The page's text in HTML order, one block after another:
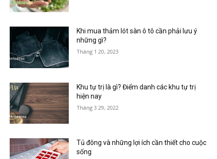
Khi mua thảm lót sàn ô tô cần phải lưu ý
những gì?
Tháng 1 20, 2023
Khu tự trị là gì? Điểm danh các khu tự trị
hiện nay
Tháng 3 29, 2022
Tủ đông và những lợi ích cần thiết cho cuộc
sống